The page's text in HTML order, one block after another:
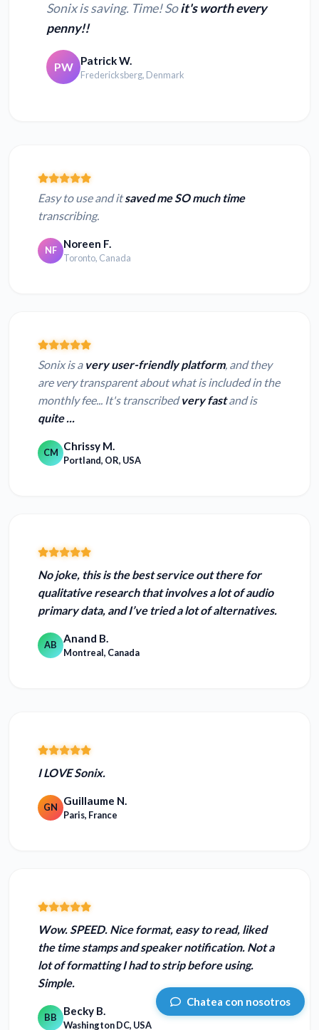
Sonix is saving. Time! Soit's worth every
penny!!
PW Patrick W.
Fredericksberg, Denmark
Easy to use and itsaved me SO much time
transcribing.
NF Noreen F.
Toronto, Canada
Sonix is a very user-friendly platform, and they
are very transparent about what is included in the
monthly fee... It's transcribedvery fastand is
quite ...
CM Chrissy M.
Portland, OR, USA
No joke, this is thebest service out there for
qualitative researchthat involves a lot of audio
primary data, and I’ve tried a lot of alternatives.
AB Anand B.
Montreal, Canada
I LOVE Sonix.
GN Guillaume N.
Paris, France
Wow. SPEED. Nice format, easy to read, liked
the time stamps and speaker notification. Not a
lot of formatting I had to strip before using.
Simple.
BB Becky B.
Washington DC, USA
Chatea con nosotros